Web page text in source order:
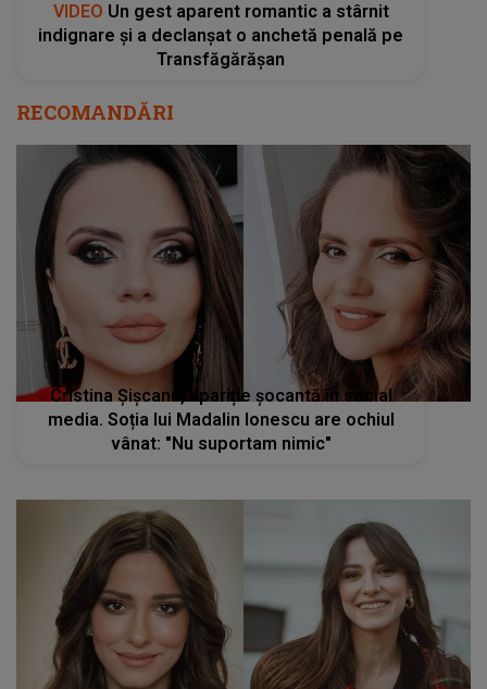
VIDEO Un gest aparent romantic a stârnit
indignare și a declanșat o anchetă penală pe
Transfăgărășan
RECOMANDĂRI
Cristina Șișcanu, apariție șocantă în social
media. Soția lui Madalin Ionescu are ochiul
vânat: "Nu suportam nimic"